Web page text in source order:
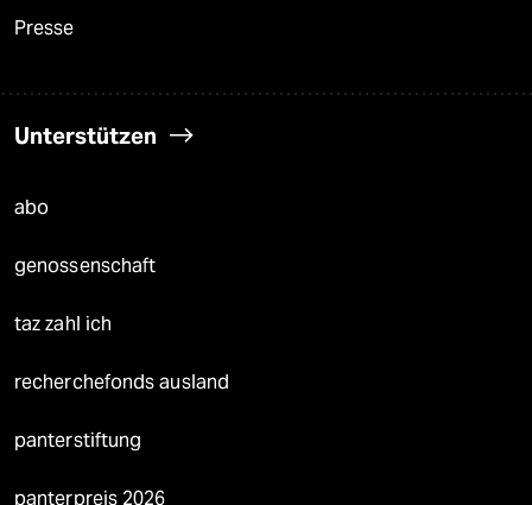
Presse
Unterstützen
abo
genossenschaft
taz zahl ich
recherchefonds ausland
panterstiftung
panterpreis 2026